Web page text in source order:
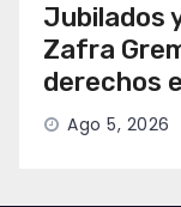
Jubilados
Zafra
derechos
Ago 5, 2026